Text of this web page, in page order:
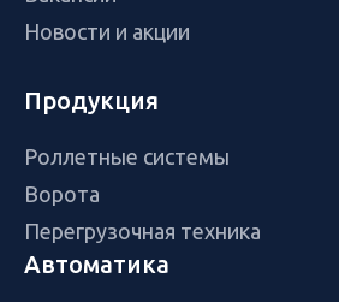
Новости и акции
Продукция
Роллетные системы
Ворота
Перегрузочная техника
Автоматика